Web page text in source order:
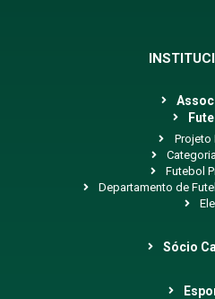
Projeto
Futebol
Departamento de
Sócio